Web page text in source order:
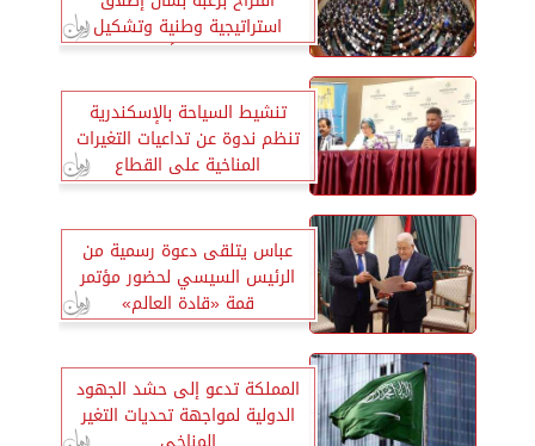
استراتيجية وطنية وتشكيل
مجلس وطني للأمن الغذائي
تنشيط السياحة بالإسكندرية
تنظم ندوة عن تداعيات التغيرات
المناخية على القطاع
عباس يتلقى دعوة رسمية من
الرئيس السيسي لحضور مؤتمر
قمة «قادة العالم»
المملكة تدعو إلى حشد الجهود
الدولية لمواجهة تحديات التغير